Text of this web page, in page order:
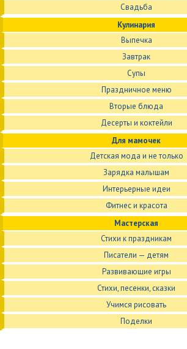
Свадьба
Кулинария
Выпечка
Завтрак
Супы
Праздничное меню
Вторые блюда
Десерты и коктейли
Для мамочек
Детская мода и не только
Зарядка малышам
Интерьерные идеи
Фитнес и красота
Мастерская
Стихи к праздникам
Писатели — детям
Развивающие игры
Стихи, песенки, сказки
Учимся рисовать
Поделки